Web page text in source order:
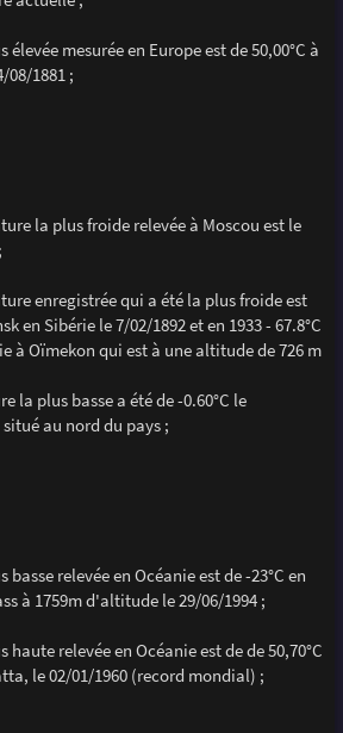
mesurée en Europe est de 50,00°C à
08/1881 ;
la plus froide relevée à Moscou est le
enregistrée qui a été la plus froide est
en Sibérie le 7/02/1892 et en 1933 - 67.8°C
à Oïmekon qui est à une altitude de 726 m
la plus basse a été de -0.60°C le
au nord du pays ;
relevée en Océanie est de -23°C en
à 1759m d'altitude le 29/06/1994 ;
relevée en Océanie est de de 50,70°C
le 02/01/1960 (record mondial) ;